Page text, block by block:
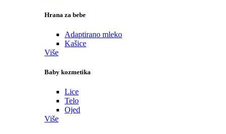
Hrana za bebe
Adaptirano mleko
Kašice
Više
Baby kozmetika
Lice
Telo
Ojed
Više